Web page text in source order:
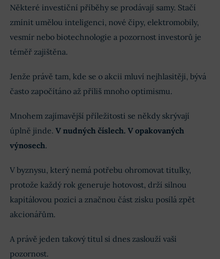
Některé investiční příběhy se prodávají samy. Stačí
zmínit umělou inteligenci, nové čipy, elektromobily,
vesmír nebo biotechnologie a pozornost investorů je
téměř zajištěna.
Jenže právě tam, kde se o akcii mluví nejhlasitěji, bývá
často započítáno až příliš mnoho optimismu.
Mnohem zajímavější příležitosti se někdy skrývají
úplně jinde. V nudných číslech. V opakovaných
výnosech.
V byznysu, který nemá potřebu ohromovat titulky,
protože každý rok generuje hotovost, drží silnou
kapitálovou pozici a značnou část zisku posílá zpět
akcionářům.
A právě jeden takový titul si dnes zaslouží vaši
pozornost.